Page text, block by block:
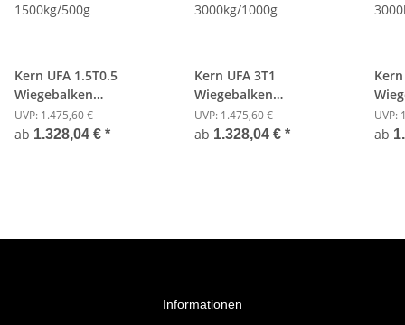
Kern UFA 1.5T0.5
Wiegebalken
1500kg/500g
UVP:1.475,60 €
ab 1.328,04 € *
Kern UFA 3T1
Wiegebalken
3000kg/1000g
UVP:1.475,60 €
ab 1.328,04 € *
UVP:
ab
Informationen